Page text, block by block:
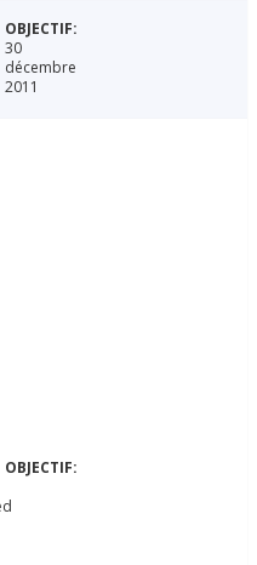
30
décembre
2011